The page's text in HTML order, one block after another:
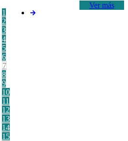
Ver más
1
2
3
4
5
6
7
8
9
10
11
12
13
14
15